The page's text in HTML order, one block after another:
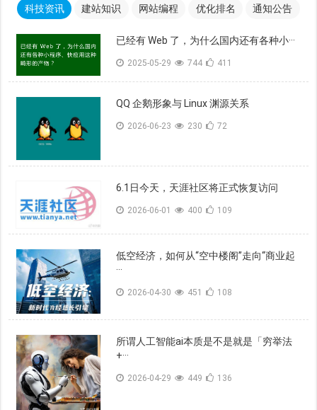
科技资讯 建站知识 网站编程 优化排名 通知公告
已经有 Web 了，为什么国内还有各种小···
2025-05-29 744 411
QQ 企鹅形象与 Linux 渊源关系
2026-06-23 230 72
6.1日今天，天涯社区将正式恢复访问
2026-06-01 400 109
低空经济，如何从“空中楼阁”走向“商业起
···
2026-04-30 451 108
所谓人工智能ai本质是不是就是「穷举法
+···
2026-04-29 449 136